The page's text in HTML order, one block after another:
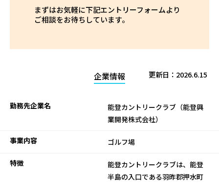
まずはお気軽に下記エントリーフォームより
ご相談をお待ちしています。
更新日： 2026.6.15
企業情報
勤務先企業名
能登カントリークラブ（能登興
業開発株式会社）
事業内容 ゴルフ場
特徴
能登カントリークラブは、能登
半島の入口である羽昨郡押水町